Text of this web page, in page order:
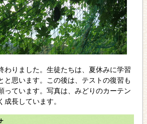
りました。生徒たちは、夏休みに学習
と思います。この後は、テストの復習も
っています。写真は、みどりのカーテン
長しています。